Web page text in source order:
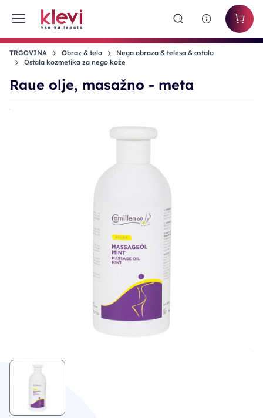
TRGOVINA Obraz & telo
Nega obraza & telesa & ostalo
Ostala kozmetika za nego kože
Raue olje, masažno - meta